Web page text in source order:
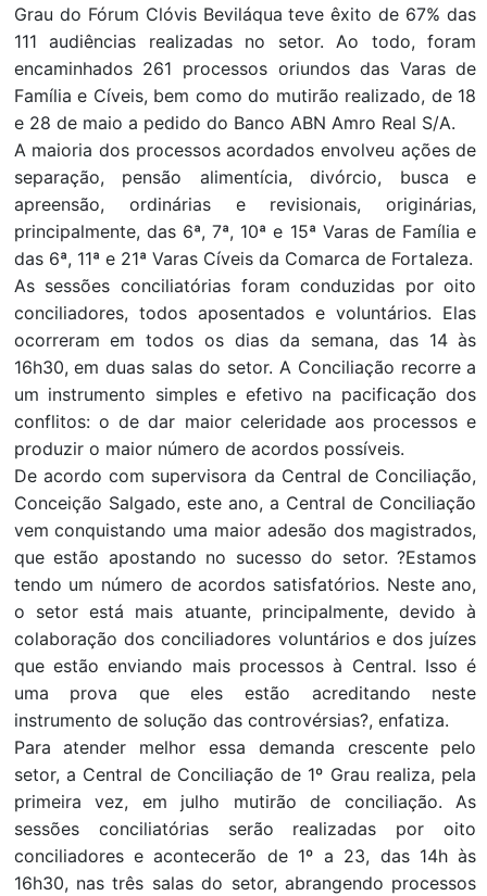
Grau do Fórum Clóvis Beviláqua teve êxito de 67% das
111 audiências realizadas no setor. Ao todo, foram
encaminhados 261 processos oriundos das Varas de
Família e Cíveis, bem como do mutirão realizado, de 18
e 28 de maio a pedido do Banco ABN Amro Real S/A.
A maioria dos processos acordados envolveu ações de
separação, pensão alimentícia, divórcio, busca e
apreensão, ordinárias e revisionais, originárias,
principalmente, das 6ª, 7ª, 10ª e 15ª Varas de Família e
das 6ª, 11ª e 21ª Varas Cíveis da Comarca de Fortaleza.
As sessões conciliatórias foram conduzidas por oito
conciliadores, todos aposentados e voluntários. Elas
ocorreram em todos os dias da semana, das 14 às
16h30, em duas salas do setor. A Conciliação recorre a
um instrumento simples e efetivo na pacificação dos
conflitos: o de dar maior celeridade aos processos e
produzir o maior número de acordos possíveis.
De acordo com supervisora da Central de Conciliação,
Conceição Salgado, este ano, a Central de Conciliação
vem conquistando uma maior adesão dos magistrados,
que estão apostando no sucesso do setor. ?Estamos
tendo um número de acordos satisfatórios. Neste ano,
o setor está mais atuante, principalmente, devido à
colaboração dos conciliadores voluntários e dos juízes
que estão enviando mais processos à Central. Isso é
uma prova que eles estão acreditando neste
instrumento de solução das controvérsias?, enfatiza.
Para atender melhor essa demanda crescente pelo
setor, a Central de Conciliação de 1º Grau realiza, pela
primeira vez, em julho mutirão de conciliação. As
sessões conciliatórias serão realizadas por oito
conciliadores e acontecerão de 1º a 23, das 14h às
16h30, nas três salas do setor, abrangendo processos